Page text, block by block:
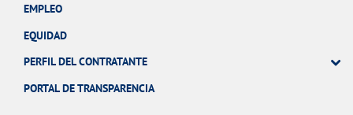
EMPLEO
EQUIDAD
PERFIL DEL CONTRATANTE
PORTAL DE TRANSPARENCIA